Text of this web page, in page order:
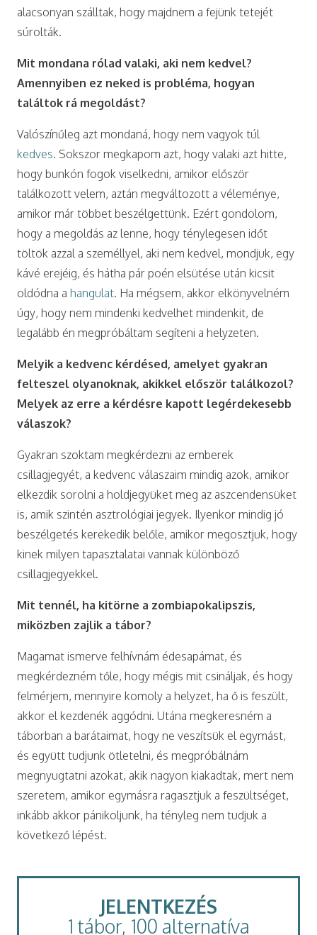
alacsonyan szálltak, hogy majdnem a fejünk tetejét
súrolták.
Mit mondana rólad valaki, aki nem kedvel?
Amennyiben ez neked is probléma, hogyan
találtok rá megoldást?
Valószínűleg azt mondaná, hogy nem vagyok túl
kedves. Sokszor megkapom azt, hogy valaki azt hitte,
hogy bunkón fogok viselkedni, amikor először
találkozott velem, aztán megváltozott a véleménye,
amikor már többet beszélgettünk. Ezért gondolom,
hogy a megoldás az lenne, hogy ténylegesen időt
töltök azzal a személlyel, aki nem kedvel, mondjuk, egy
kávé erejéig, és hátha pár poén elsütése után kicsit
oldódna a hangulat. Ha mégsem, akkor elkönyvelném
úgy, hogy nem mindenki kedvelhet mindenkit, de
legalább én megpróbáltam segíteni a helyzeten.
Melyik a kedvenc kérdésed, amelyet gyakran
felteszel olyanoknak, akikkel először találkozol?
Melyek az erre a kérdésre kapott legérdekesebb
válaszok?
Gyakran szoktam megkérdezni az emberek
csillagjegyét, a kedvenc válaszaim mindig azok, amikor
elkezdik sorolni a holdjegyüket meg az aszcendensüket
is, amik szintén asztrológiai jegyek. Ilyenkor mindig jó
beszélgetés kerekedik belőle, amikor megosztjuk, hogy
kinek milyen tapasztalatai vannak különböző
csillagjegyekkel.
Mit tennél, ha kitörne a zombiapokalipszis,
miközben zajlik a tábor?
Magamat ismerve felhívnám édesapámat, és
megkérdezném tőle, hogy mégis mit csináljak, és hogy
felmérjem, mennyire komoly a helyzet, ha ő is feszült,
akkor el kezdenék aggódni. Utána megkeresném a
táborban a barátaimat, hogy ne veszítsük el egymást,
és együtt tudjunk ötletelni, és megpróbálnám
megnyugtatni azokat, akik nagyon kiakadtak, mert nem
szeretem, amikor egymásra ragasztjuk a feszültséget,
inkább akkor pánikoljunk, ha tényleg nem tudjuk a
következő lépést.
JELENTKEZÉS
1 tábor, 100 alternatíva